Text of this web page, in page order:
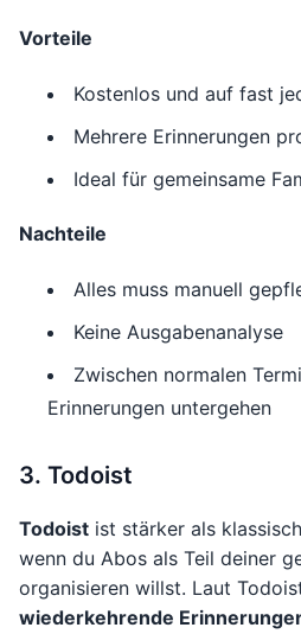
Vorteile
Kostenlos und auf fast
Mehrere Erinnerungen
Ideal für gemeinsame
Nachteile
Alles muss manuell
Keine Ausgabenanalyse
Zwischen normalen
Erinnerungen untergehen
3. Todoist
Todoist ist stärker als
wenn du Abos als Teil deiner
organisieren willst. Laut
wiederkehrende